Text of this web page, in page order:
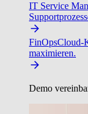
IT Service
FinOpsCloud-
maximieren.
Demo